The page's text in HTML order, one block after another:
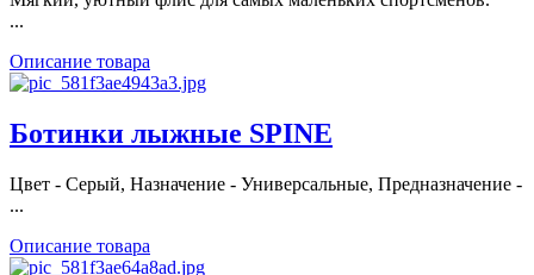
...
Описание товара
Ботинки лыжные SPINE
Цвет - Серый, Назначение - Универсальные, Предназначение -
...
Описание товара